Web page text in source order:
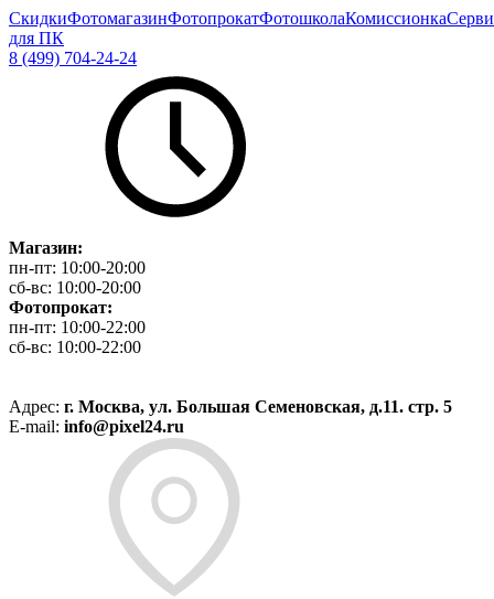
СкидкиФотомагазинФотопрокатФотошколаКомиссионка
для ПК
8 (499) 704-24-24
Магазин:
пн-пт: 10:00-20:00
сб-вс: 10:00-20:00
Фотопрокат:
пн-пт: 10:00-22:00
сб-вс: 10:00-22:00
Адрес: г. Москва, ул. Большая Семеновская, д.11. стр. 5
E-mail: info@pixel24.ru